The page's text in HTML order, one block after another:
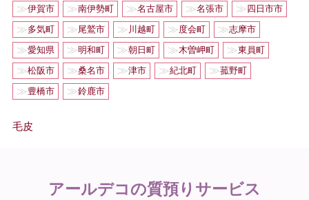
≫伊賀市 ≫南伊勢町 ≫名古屋市 ≫名張市 ≫四日市市
≫多気町 ≫尾鷲市 ≫ 川越町 ≫度会町 ≫志摩市
≫愛知県 ≫明和町 ≫朝日町 ≫木曽岬町 ≫東員町
≫松阪市 ≫桑名市 ≫津市 ≫紀北町 ≫菰野町
≫豊橋市 ≫鈴鹿市
毛皮
アールデコの質預りサービス